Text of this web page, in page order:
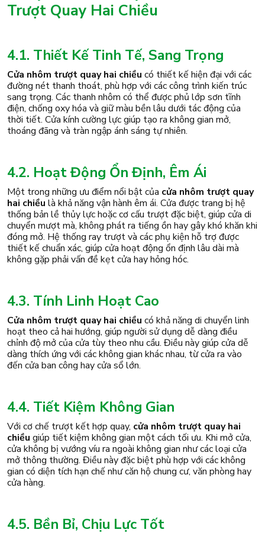
Trượt Quay Hai Chiều
4.1. Thiết Kế Tinh Tế, Sang Trọng
Cửa nhôm trượt quay hai chiều có thiết kế hiện đại với các
đường nét thanh thoát, phù hợp với các công trình kiến trúc
sang trọng. Các thanh nhôm có thể được phủ lớp sơn tĩnh
điện, chống oxy hóa và giữ màu bền lâu dưới tác động của
thời tiết. Cửa kính cường lực giúp tạo ra không gian mở,
thoáng đãng và tràn ngập ánh sáng tự nhiên.
4.2. Hoạt Động Ổn Định, Êm Ái
Một trong những ưu điểm nổi bật của cửa nhôm trượt quay
hai chiều là khả năng vận hành êm ái. Cửa được trang bị hệ
thống bản lề thủy lực hoặc cơ cấu trượt đặc biệt, giúp cửa di
chuyển mượt mà, không phát ra tiếng ồn hay gây khó khăn khi
đóng mở. Hệ thống ray trượt và các phụ kiện hỗ trợ được
thiết kế chuẩn xác, giúp cửa hoạt động ổn định lâu dài mà
không gặp phải vấn đề kẹt cửa hay hỏng hóc.
4.3. Tính Linh Hoạt Cao
Cửa nhôm trượt quay hai chiều có khả năng di chuyển linh
hoạt theo cả hai hướng, giúp người sử dụng dễ dàng điều
chỉnh độ mở của cửa tùy theo nhu cầu. Điều này giúp cửa dễ
dàng thích ứng với các không gian khác nhau, từ cửa ra vào
đến cửa ban công hay cửa sổ lớn.
4.4. Tiết Kiệm Không Gian
Với cơ chế trượt kết hợp quay, cửa nhôm trượt quay hai
chiều giúp tiết kiệm không gian một cách tối ưu. Khi mở cửa,
cửa không bị vướng víu ra ngoài không gian như các loại cửa
mở thông thường. Điều này đặc biệt phù hợp với các không
gian có diện tích hạn chế như căn hộ chung cư, văn phòng hay
cửa hàng.
4.5. Bền Bỉ, Chịu Lực Tốt